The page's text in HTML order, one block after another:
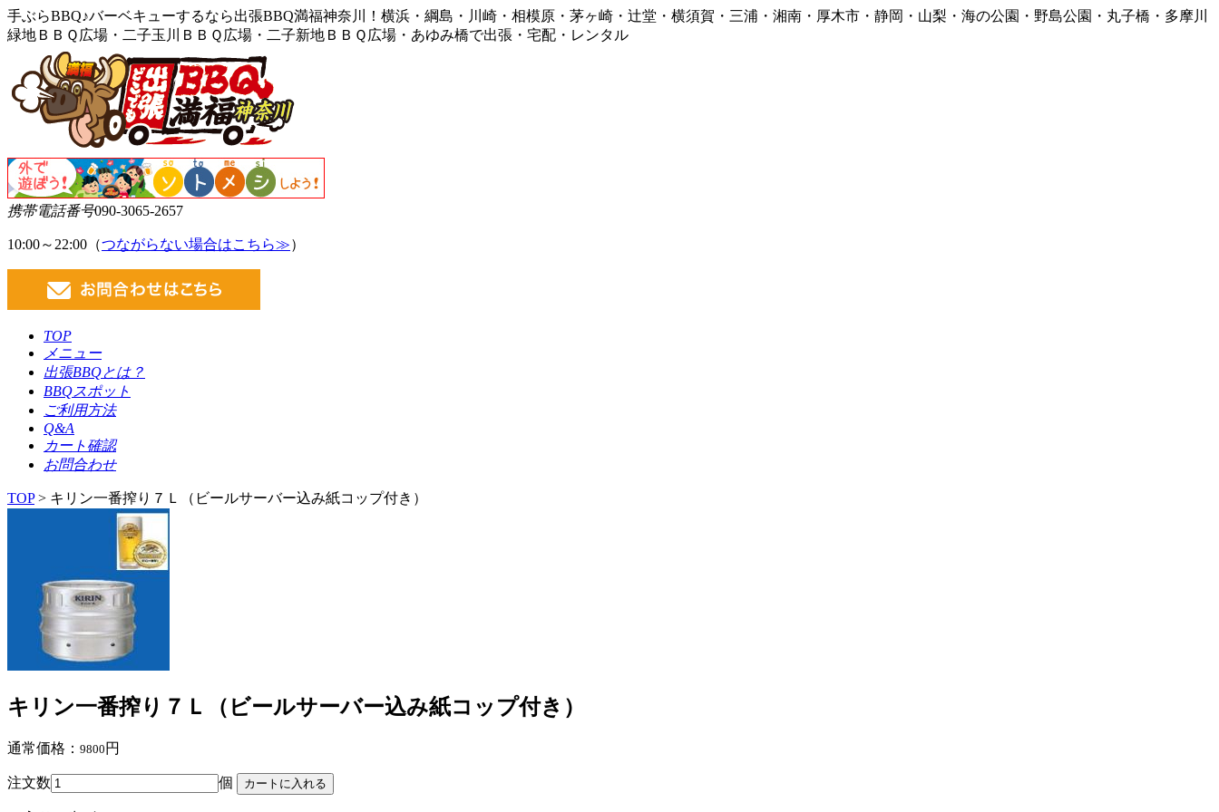
手ぶらBBQ♪バーベキューするなら出張BBQ満福神奈川！横浜・綱島・川崎・相模原・茅ヶ崎・辻堂・横須賀・三浦・湘南・厚木市・静岡・山梨・海の公園・野島公園・丸子橋・多摩川
緑地ＢＢＱ広場・二子玉川ＢＢＱ広場・二子新地ＢＢＱ広場・あゆみ橋で出張・宅配・レンタル
携帯電話番号090-3065-2657
10:00～22:00（つながらない場合はこちら≫）
TOP
メニュー
出張BBQとは？
BBQスポット
ご利用方法
Q&A
カート確認
お問合わせ
TOP> キリン一番搾り７Ｌ（ビールサーバー込み紙コップ付き）
キリン一番搾り７Ｌ（ビールサーバー込み紙コップ付き）
通常価格： 9800 円
注文数 個